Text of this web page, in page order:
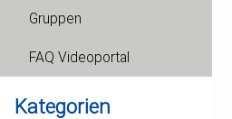
Gruppen
FAQ Videoportal
Kategorien